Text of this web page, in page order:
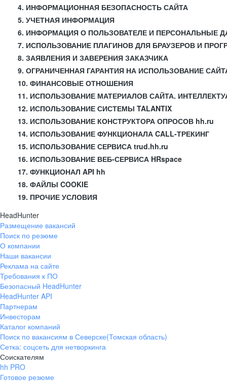
4. ИНФОРМАЦИОННАЯ БЕЗОПАСНОСТЬ САЙТА
5. УЧЕТНАЯ ИНФОРМАЦИЯ
6. ИНФОРМАЦИЯ О ПОЛЬЗОВАТЕЛЕ И ПЕРСОНАЛЬНЫЕ
7. ИСПОЛЬЗОВАНИЕ ПЛАГИНОВ ДЛЯ БРАУЗЕРОВ И
8. ЗАЯВЛЕНИЯ И ЗАВЕРЕНИЯ ЗАКАЗЧИКА
9. ОГРАНИЧЕННАЯ ГАРАНТИЯ НА ИСПОЛЬЗОВАНИЕ
10. ФИНАНСОВЫЕ ОТНОШЕНИЯ
11. ИСПОЛЬЗОВАНИЕ МАТЕРИАЛОВ САЙТА.
12. ИСПОЛЬЗОВАНИЕ СИСТЕМЫ TALANTIX
13. ИСПОЛЬЗОВАНИЕ КОНСТРУКТОРА ОПРОСОВ hh.ru
14. ИСПОЛЬЗОВАНИЕ ФУНКЦИОНАЛА CALL-ТРЕКИНГ
15. ИСПОЛЬЗОВАНИЕ СЕРВИСА trud.hh.ru
16. ИСПОЛЬЗОВАНИЕ ВЕБ-СЕРВИСА HRspace
17. ФУНКЦИОНАЛ API hh
18. ФАЙЛЫ COOKIE
19. ПРОЧИЕ УСЛОВИЯ
HeadHunter
Размещение вакансий
Поиск по резюме
О компании
Наши вакансии
Реклама на сайте
Требования к ПО
Безопасный HeadHunter
HeadHunter API
Партнерам
Инвесторам
Каталог компаний
Поиск по вакансиям в Северске(Томская область)
Сетка: соцсеть для нетворкинга
Соискателям
hh PRO
Готовое резюме